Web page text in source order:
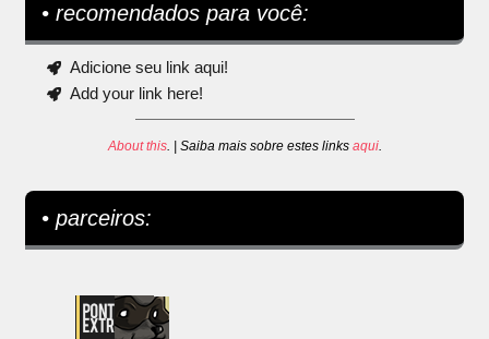
• recomendados para você:
Adicione seu link aqui!
Add your link here!
About this. | Saiba mais sobre estes links aqui.
• parceiros: